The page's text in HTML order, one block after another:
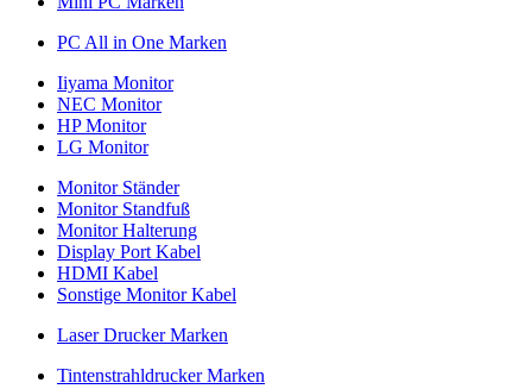
PC All in One Marken
Iiyama Monitor
NEC Monitor
HP Monitor
LG Monitor
Monitor Ständer
Monitor Standfuß
Monitor Halterung
Display Port Kabel
HDMI Kabel
Sonstige Monitor Kabel
Laser Drucker Marken
Tintenstrahldrucker Marken